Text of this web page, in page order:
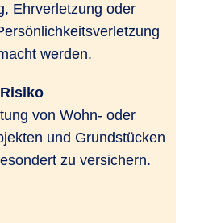
Ehrverletzung oder
werden.
von Wohn- oder
und Grundstücken
zu versichern.